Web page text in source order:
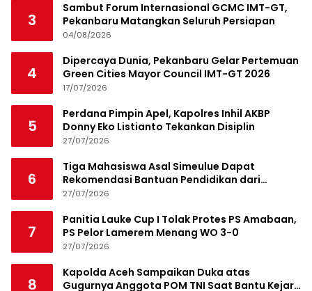
3
Sambut Forum Internasional GCMC IMT-GT,
Pekanbaru Matangkan Seluruh Persiapan
04/08/2026
4
Dipercaya Dunia, Pekanbaru Gelar Pertemuan
Green Cities Mayor Council IMT-GT 2026
17/07/2026
5
Perdana Pimpin Apel, Kapolres Inhil AKBP
Donny Eko Listianto Tekankan Disiplin
27/07/2026
6
Tiga Mahasiswa Asal Simeulue Dapat
Rekomendasi Bantuan Pendidikan dari
Jamaluddin Idham
27/07/2026
7
Panitia Lauke Cup I Tolak Protes PS Amabaan,
PS Pelor Lamerem Menang WO 3-0
27/07/2026
8
Kapolda Aceh Sampaikan Duka atas
Gugurnya Anggota POM TNI Saat Bantu Kejar